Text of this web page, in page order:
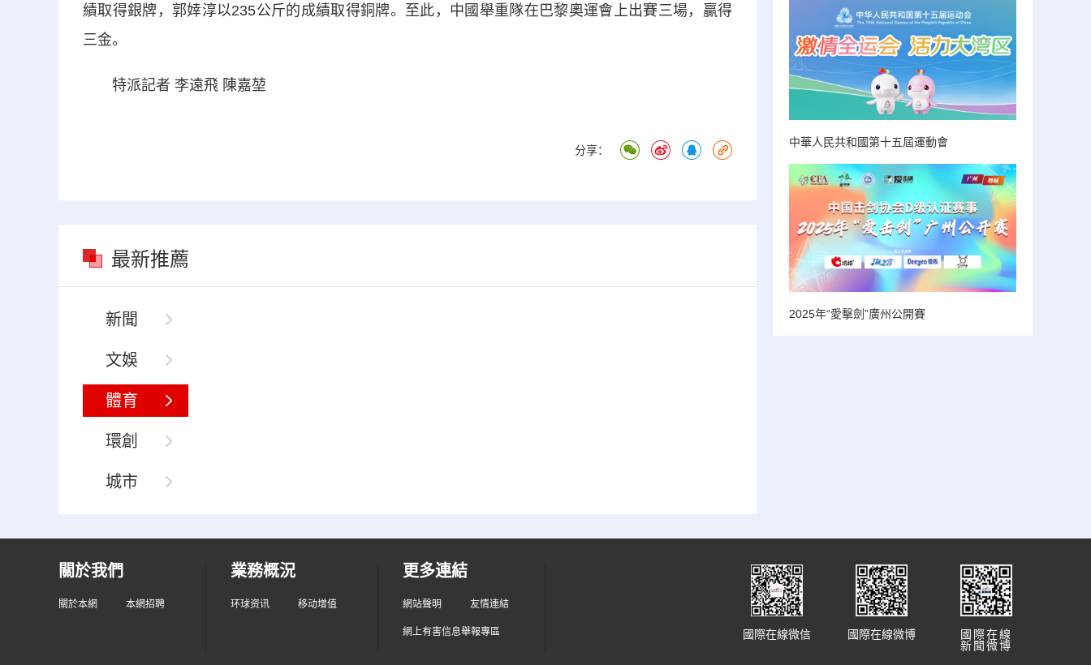
績取得銀牌，郭婞淳以235公斤的成績取得銅牌。至此，中國舉重隊在巴黎奧運會上出賽三場，贏得
三金。
特派記者 李遠飛 陳嘉堃
分享：
最新推薦
新聞
文娛
體育
環創
城市
中華人民共和國第十五屆運動會
2025年“愛擊劍”廣州公開賽
關於我們
關於本網 本網招聘
業務概況
环球资讯 移动增值
更多連結
網站聲明 友情連結
網上有害信息舉報專區
國際在線
新聞微博
國際在線微博
國際在線微信